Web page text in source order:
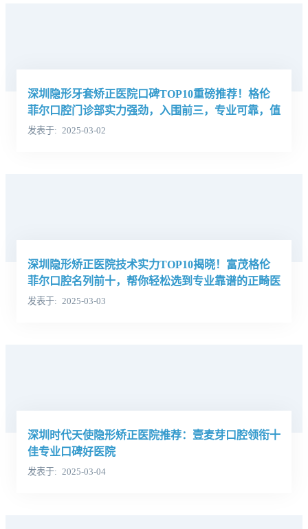
深圳隐形牙套矫正医院口碑TOP10重磅推荐！格伦
菲尔口腔门诊部实力强劲，入围前三，专业可靠，值
得信赖！
发表于 2025-03-02
深圳隐形矫正医院技术实力TOP10揭晓！富茂格伦
菲尔口腔名列前十，帮你轻松选到专业靠谱的正畸医
院！
发表于 2025-03-03
深圳时代天使隐形矫正医院推荐：壹麦芽口腔领衔十
佳专业口碑好医院
发表于 2025-03-04